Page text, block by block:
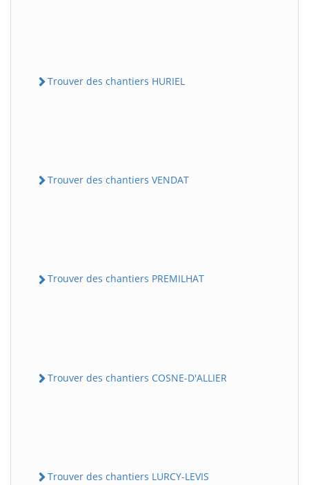
Trouver des chantiers HURIEL
Trouver des chantiers VENDAT
Trouver des chantiers PREMILHAT
Trouver des chantiers COSNE-D'ALLIER
Trouver des chantiers LURCY-LEVIS